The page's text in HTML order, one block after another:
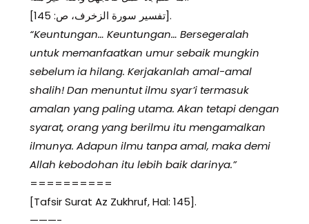
[تفسير سورة الزخرف، ص: 145].
“Keuntungan… Keuntungan… Bersegeralah
untuk memanfaatkan umur sebaik mungkin
sebelum ia hilang. Kerjakanlah amal-amal
shalih! Dan menuntut ilmu syar’i termasuk
amalan yang paling utama. Akan tetapi dengan
syarat, orang yang berilmu itu mengamalkan
ilmunya. Adapun ilmu tanpa amal, maka demi
Allah kebodohan itu lebih baik darinya.”
==========
[Tafsir Surat Az Zukhruf, Hal: 145].
———-